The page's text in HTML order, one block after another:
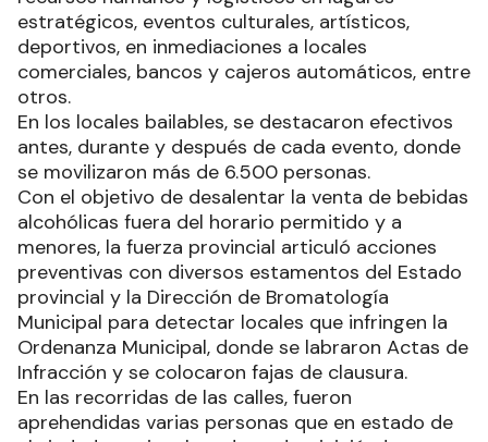
estratégicos, eventos culturales, artísticos,
deportivos, en inmediaciones a locales
comerciales, bancos y cajeros automáticos, entre
otros.
En los locales bailables, se destacaron efectivos
antes, durante y después de cada evento, donde
se movilizaron más de 6.500 personas.
Con el objetivo de desalentar la venta de bebidas
alcohólicas fuera del horario permitido y a
menores, la fuerza provincial articuló acciones
preventivas con diversos estamentos del Estado
provincial y la Dirección de Bromatología
Municipal para detectar locales que infringen la
Ordenanza Municipal, donde se labraron Actas de
Infracción y se colocaron fajas de clausura.
En las recorridas de las calles, fueron
aprehendidas varias personas que en estado de